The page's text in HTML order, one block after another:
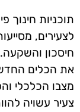
תוכניות חינוך
לצעירים,
חיסכון
את הכלים
מצבו הכלכלי
צעיר עשויה